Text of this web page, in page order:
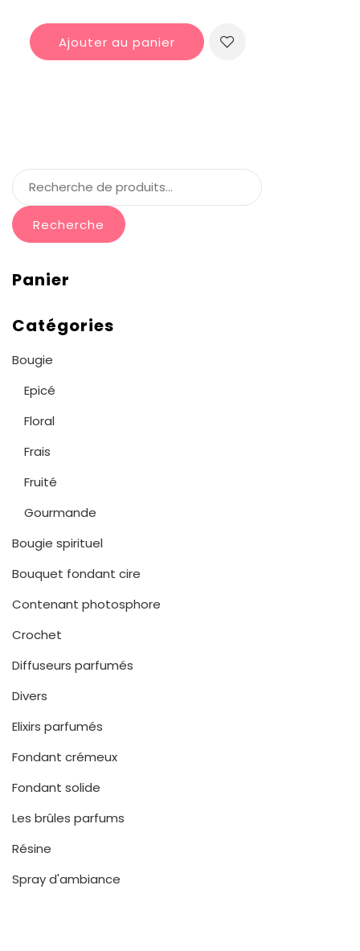
Ajouter au panier
Recherche
Panier
Catégories
Bougie
Epicé
Floral
Frais
Fruité
Gourmande
Bougie spirituel
Bouquet fondant cire
Contenant photosphore
Crochet
Diffuseurs parfumés
Divers
Elixirs parfumés
Fondant crémeux
Fondant solide
Les brûles parfums
Résine
Spray d'ambiance